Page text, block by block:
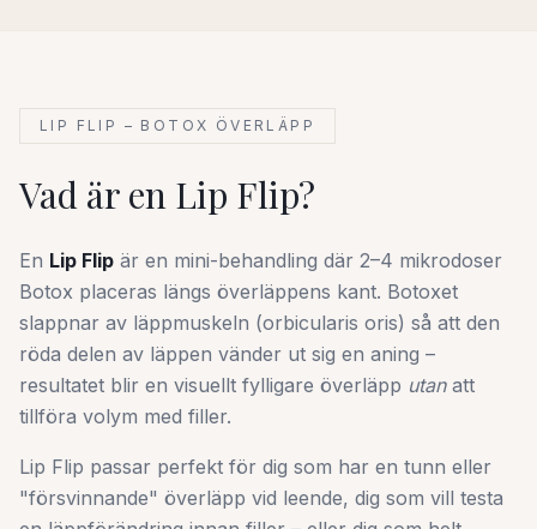
LIP FLIP – BOTOX ÖVERLÄPP
Vad är en Lip Flip?
En Lip Flip är en mini-behandling där 2–4 mikrodoser
Botox placeras längs överläppens kant. Botoxet
slappnar av läppmuskeln (orbicularis oris) så att den
röda delen av läppen vänder ut sig en aning –
resultatet blir en visuellt fylligare överläpp utanatt
tillföra volym med filler.
Lip Flip passar perfekt för dig som har en tunn eller
"försvinnande" överläpp vid leende, dig som vill testa